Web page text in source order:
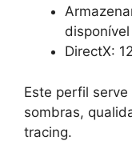
DirectX: 12
Este perfil
sombras,
tracing.